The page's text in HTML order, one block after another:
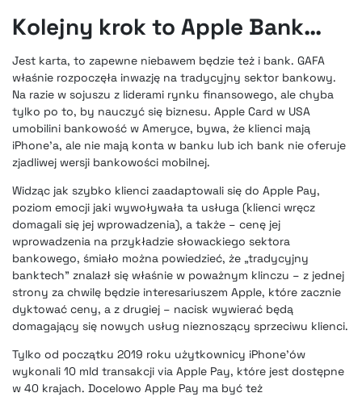
Kolejny krok to Apple Bank…
Jest karta, to zapewne niebawem będzie też i bank. GAFA
właśnie rozpoczęła inwazję na tradycyjny sektor bankowy.
Na razie w sojuszu z liderami rynku finansowego, ale chyba
tylko po to, by nauczyć się biznesu. Apple Card w USA
umobilini bankowość w Ameryce, bywa, że klienci mają
iPhone’a, ale nie mają konta w banku lub ich bank nie oferuje
zjadliwej wersji bankowości mobilnej.
Widząc jak szybko klienci zaadaptowali się do Apple Pay,
poziom emocji jaki wywoływała ta usługa (klienci wręcz
domagali się jej wprowadzenia), a także – cenę jej
wprowadzenia na przykładzie słowackiego sektora
bankowego, śmiało można powiedzieć, że „tradycyjny
banktech” znalazł się właśnie w poważnym klinczu – z jednej
strony za chwilę będzie interesariuszem Apple, które zacznie
dyktować ceny, a z drugiej – nacisk wywierać będą
domagający się nowych usług nieznoszący sprzeciwu klienci.
Tylko od początku 2019 roku użytkownicy iPhone’ów
wykonali 10 mld transakcji via Apple Pay, które jest dostępne
w 40 krajach. Docelowo Apple Pay ma być też